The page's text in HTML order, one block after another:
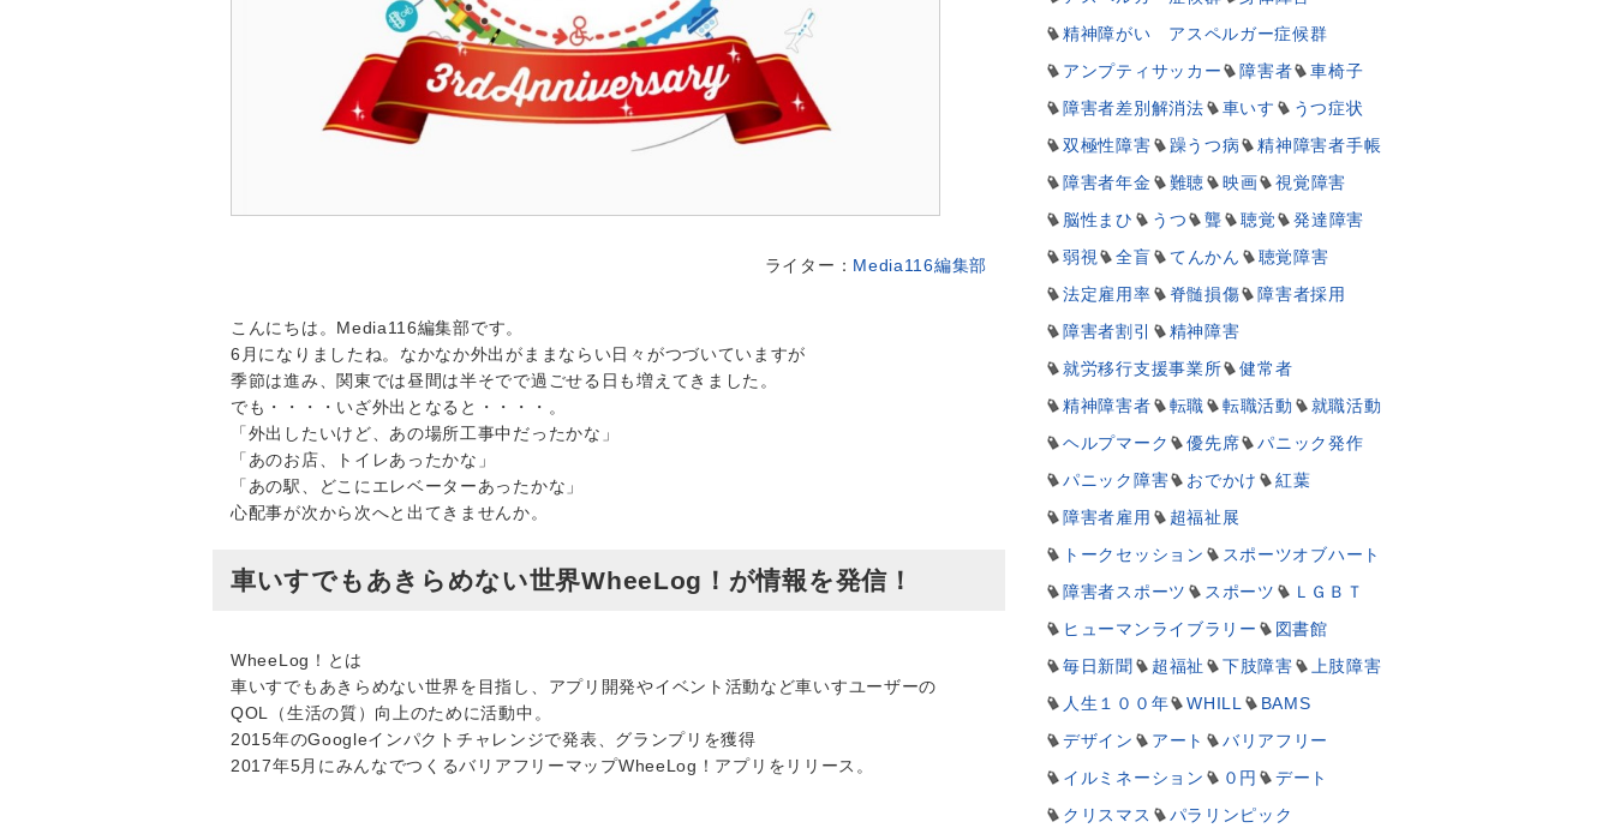
ライター： Media116編集部
こんにちは。Media116編集部です。
6月になりましたね。なかなか外出がままならい日々がつづいていますが
季節は進み、関東では昼間は半そでで過ごせる日も増えてきました。
でも・・・・いざ外出となると・・・・。
「外出したいけど、あの場所工事中だったかな」
「あのお店、トイレあったかな」
「あの駅、どこにエレベーターあったかな」
心配事が次から次へと出てきませんか。
車いすでもあきらめない世界WheeLog！が情報を発信！
WheeLog！とは
車いすでもあきらめない世界を目指し、アプリ開発やイベント活動など車いすユーザーの
QOL（生活の質）向上のために活動中。
2015年のGoogleインパクトチャレンジで発表、グランプリを獲得
2017年5月にみんなでつくるバリアフリーマップWheeLog！アプリをリリース。
精神障がい アスペルガー症候群
アンプティサッカー
障害者
車椅子
障害者差別解消法
車いす
うつ症状
双極性障害
躁うつ病
精神障害者手帳
障害者年金
難聴 映画
視覚障害
脳性まひ
うつ 聾 聴覚
発達障害
弱視
全盲 てんかん
聴覚障害
法定雇用率
脊髄損傷
障害者採用
障害者割引
精神障害
就労移行支援事業所
健常者
精神障害者
転職 転職活動
就職活動
ヘルプマーク
優先席
パニック発作
パニック障害
おでかけ
紅葉
障害者雇用
超福祉展
トークセッション
スポーツオブハート
障害者スポーツ
スポーツ
ＬＧＢＴ
ヒューマンライブラリー
図書館
毎日新聞
超福祉 下肢障害
上肢障害
人生１００年
WHILL
BAMS
デザイン
アート
バリアフリー
イルミネーション
０円
デート
クリスマス
パラリンピック